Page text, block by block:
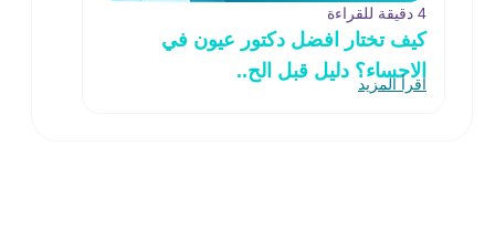
4 دقيقة للقراءة
كيف تختار افضل دكتور عيون في
الاحساء؟ دليل قبل الح..
اقرأ المزيد